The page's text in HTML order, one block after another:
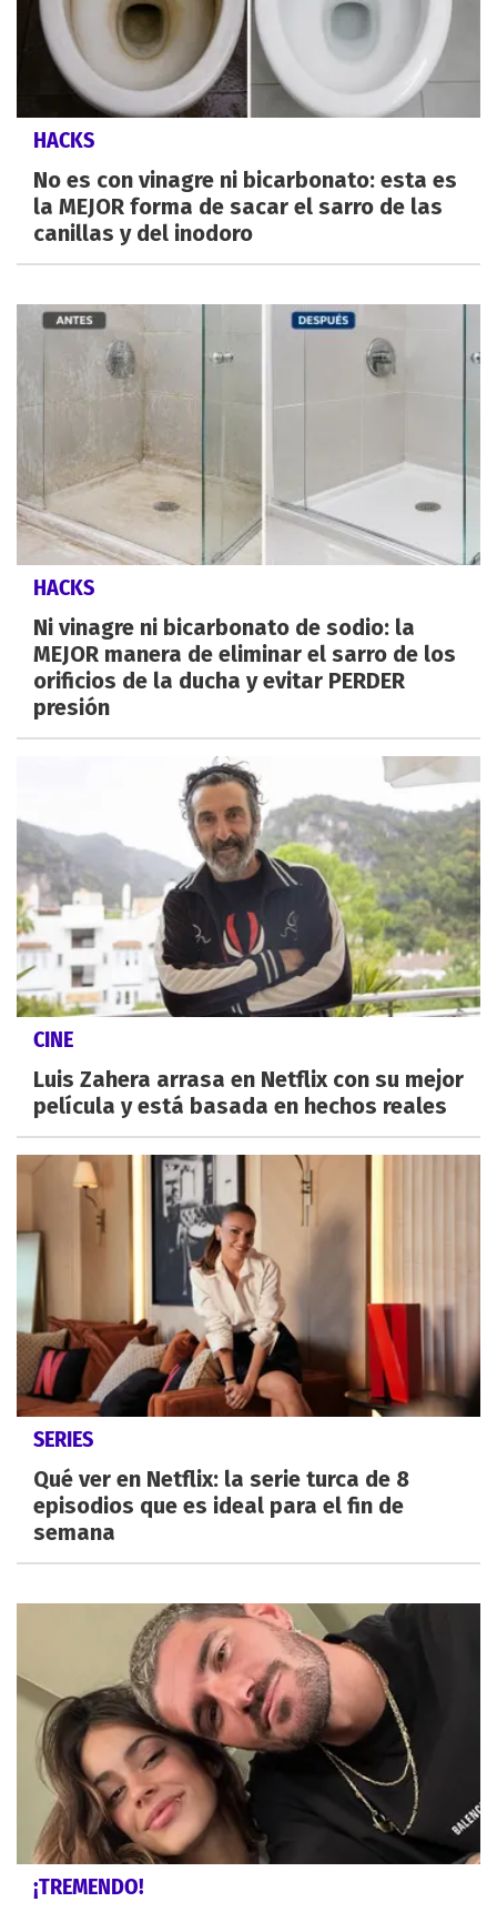
HACKS
No es con vinagre ni bicarbonato: esta es
la MEJOR forma de sacar el sarro de las
canillas y del inodoro
HACKS
Ni vinagre ni bicarbonato de sodio: la
MEJOR manera de eliminar el sarro de los
orificios de la ducha y evitar PERDER
presión
CINE
Luis Zahera arrasa en Netflix con su mejor
película y está basada en hechos reales
SERIES
Qué ver en Netflix: la serie turca de 8
episodios que es ideal para el fin de
semana
¡TREMENDO!